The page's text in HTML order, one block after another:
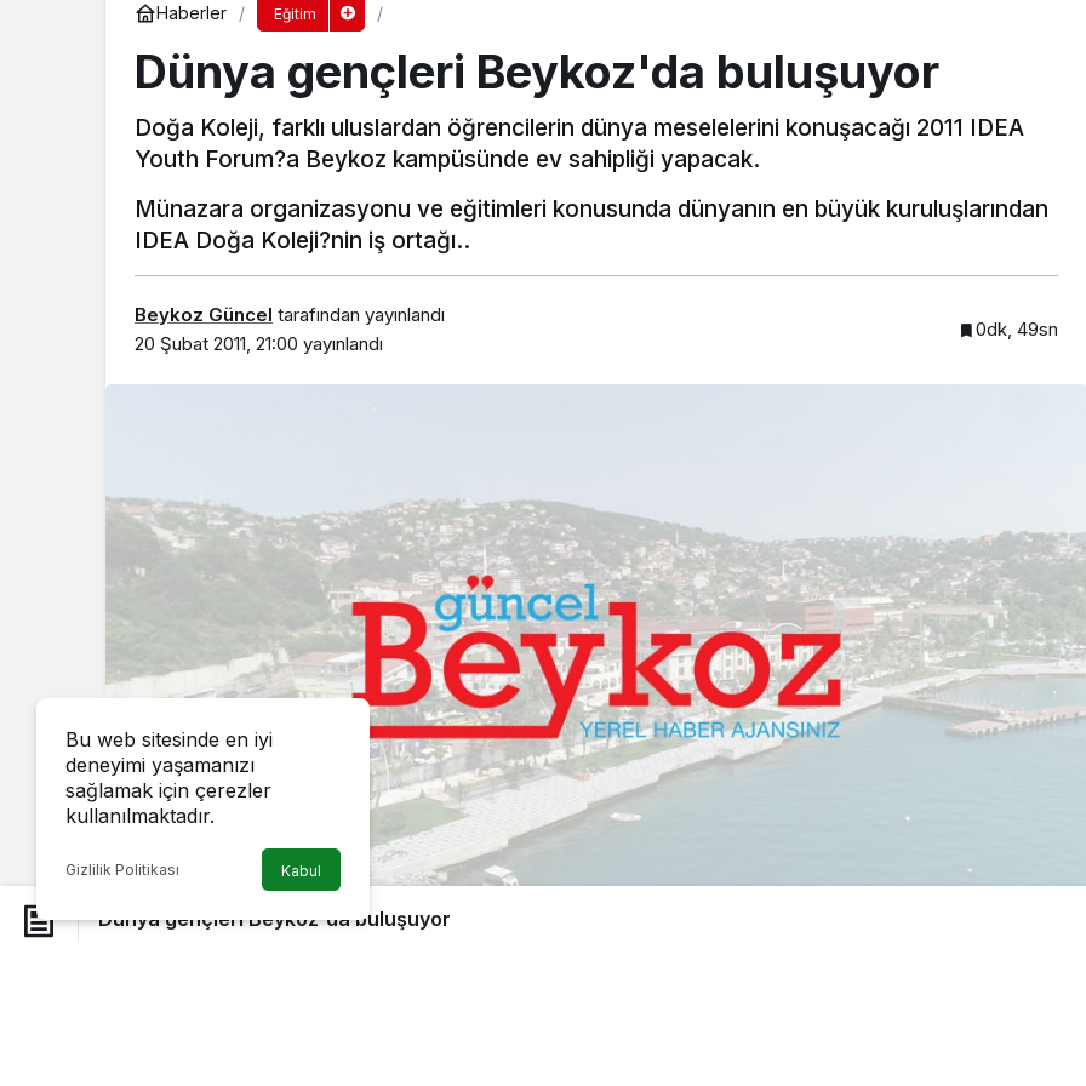
Haberler Eğitim
Dünya gençleri Beykoz'da buluşuyor
Doğa Koleji, farklı uluslardan öğrencilerin dünya meselelerini konuşacağı 2011 IDEA
Youth Forum?a Beykoz kampüsünde ev sahipliği yapacak.
Münazara organizasyonu ve eğitimleri konusunda dünyanın en büyük kuruluşlarından
IDEA Doğa Koleji?nin iş ortağı..
Beykoz Güncel tarafından yayınlandı
20 Şubat 2011, 21:00 yayınlandı
0dk, 49sn
Dünya gençleri Beykoz'da buluşuyor
Bu web sitesinde en iyi
deneyimi yaşamanızı
sağlamak için çerezler
kullanılmaktadır.
Gizlilik Politikası Kabul